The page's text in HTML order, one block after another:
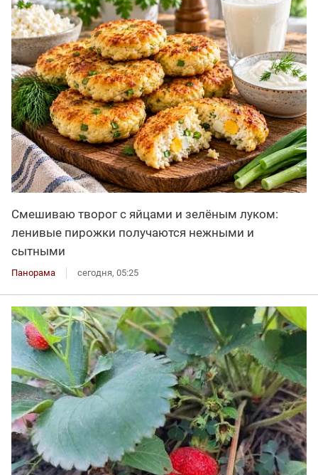
Смешиваю творог с яйцами и зелёным луком:
ленивые пирожки получаются нежными и
сытными
Панорама сегодня, 05:25